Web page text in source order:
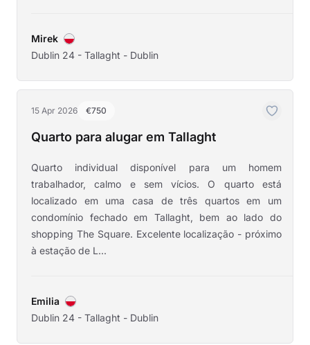
Mirek
Dublin 24 - Tallaght - Dublin
15 Apr 2026 €750
Quarto para alugar em Tallaght
Quarto individual disponível para um homem
trabalhador, calmo e sem vícios. O quarto está
localizado em uma casa de três quartos em um
condomínio fechado em Tallaght, bem ao lado do
shopping The Square. Excelente localização - próximo
à estação de L...
Emilia
Dublin 24 - Tallaght - Dublin